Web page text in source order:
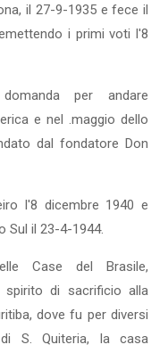
il 27-9-1935 e fece il
i primi voti l'8
per andare
e nel .maggio dello
dal fondatore Don
l'8 dicembre 1940 e
Sul il 23-4-1944.
Case del Brasile,
di sacrificio alla
dove fu per diversi
S. Quiteria, la casa